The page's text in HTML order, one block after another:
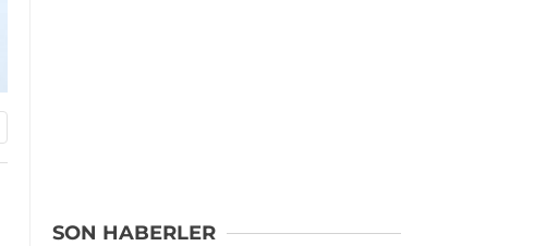
SON HABERLER